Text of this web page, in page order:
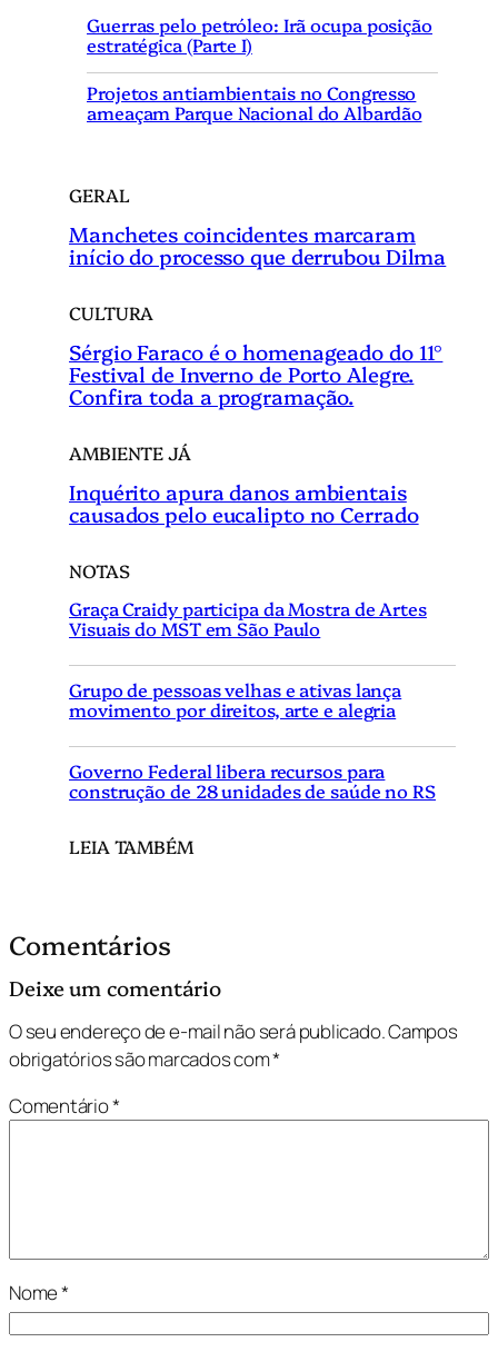
Guerras pelo petróleo: Irã ocupa posição
estratégica (Parte I)
Projetos antiambientais no Congresso
ameaçam Parque Nacional do Albardão
GERAL
Manchetes coincidentes marcaram
início do processo que derrubou Dilma
CULTURA
Sérgio Faraco é o homenageado do 11°
Festival de Inverno de Porto Alegre.
Confira toda a programação.
AMBIENTE JÁ
Inquérito apura danos ambientais
causados pelo eucalipto no Cerrado
NOTAS
Graça Craidy participa da Mostra de Artes
Visuais do MST em São Paulo
Grupo de pessoas velhas e ativas lança
movimento por direitos, arte e alegria
Governo Federal libera recursos para
construção de 28 unidades de saúde no RS
LEIA TAMBÉM
Comentários
Deixe um comentário
O seu endereço de e-mail não será publicado.Campos
obrigatórios são marcados com*
Comentário*
Nome*